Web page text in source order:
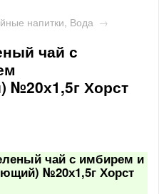
напитки, Вода →
чай с
№20х1,5г Хорст
чай с имбирем и
№20х1,5г Хорст